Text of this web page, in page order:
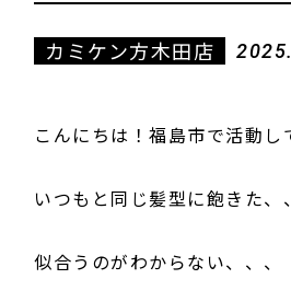
カミケン方木田店
こんにちは！福島市で活動し
いつもと同じ髪型に飽きた、
似合うのがわからない、、、